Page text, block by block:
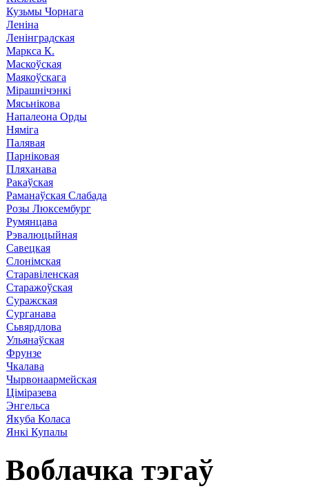
Кузьмы Чорнага
Леніна
Ленінградская
Маркса К.
Маскоўская
Маякоўскага
Мірашнічэнкі
Мясьнікова
Напалеона Орды
Няміга
Палявая
Парніковая
Пляханава
Ракаўская
Раманаўская Слабада
Розы Люксембург
Румянцава
Рэвалюцыйная
Савецкая
Слонімская
Старавіленская
Старажоўская
Суражская
Сурганава
Сьвярдлова
Ульянаўская
Фрунзе
Чкалава
Чырвонаармейская
Ціміразева
Энгельса
Якуба Коласа
Янкі Купалы
Воблачка тэгаў